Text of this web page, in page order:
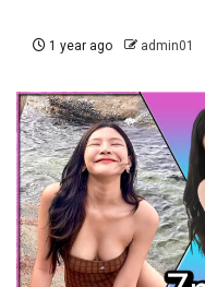
1 year ago admin01